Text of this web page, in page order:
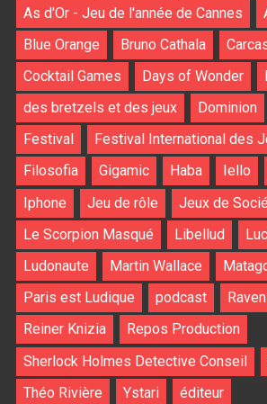
As d'Or - Jeu de l'année de Cannes
Blue Orange
Bruno Cathala
Cocktail Games
Days of Wonder
des bretzels et des jeux
Dominion
Festival
Festival International des
Filosofia
Gigamic Haba Iello
Iphone
Jeu de rôle Jeux de
Le Scorpion Masqué
Libellud
Ludonaute
Martin Wallace
Paris est Ludique
podcast
Reiner Knizia
Repos Production
Sherlock Holmes Detective Conseil
Théo Rivière
Ystari éditeur